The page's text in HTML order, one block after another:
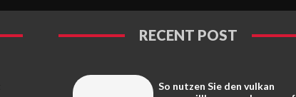
RECENT POST
So nutzen Sie den vulkan